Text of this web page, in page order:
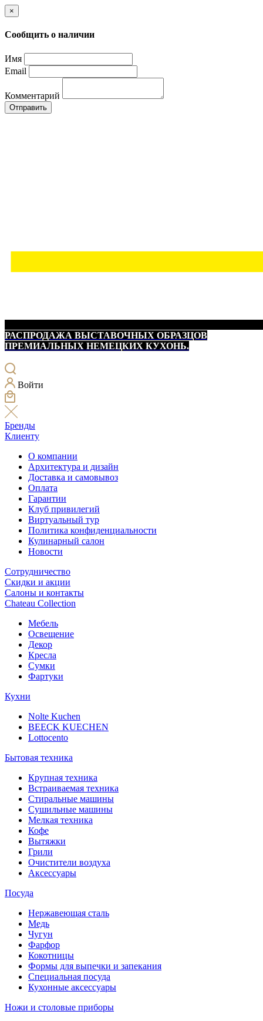
×
Сообщить о наличии
Имя
Email
Комментарий
Отправить
РАСПРОДАЖА ВЫСТАВОЧНЫХ ОБРАЗЦОВ
ПРЕМИАЛЬНЫХ НЕМЕЦКИХ КУХОНЬ.
Войти
Бренды
Клиенту
О компании
Архитектура и дизайн
Доставка и самовывоз
Оплата
Гарантии
Клуб привилегий
Виртуальный тур
Политика конфиденциальности
Кулинарный салон
Новости
Сотрудничество
Скидки и акции
Салоны и контакты
Chateau Collection
Мебель
Освещение
Декор
Кресла
Сумки
Фартуки
Кухни
Nolte Kuchen
BEECK KUECHEN
Lottocento
Бытовая техника
Крупная техника
Встраиваемая техника
Стиральные машины
Сушильные машины
Мелкая техника
Кофе
Вытяжки
Грили
Очистители воздуха
Аксессуары
Посуда
Нержавеющая сталь
Медь
Чугун
Фарфор
Кокотницы
Формы для выпечки и запекания
Специальная посуда
Кухонные аксессуары
Ножи и столовые приборы